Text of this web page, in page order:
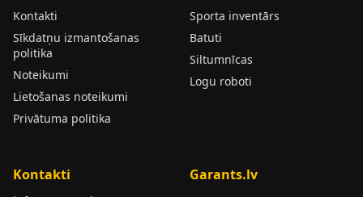
Kontakti
Sīkdatņu izmantošanas
politika
Noteikumi
Lietošanas noteikumi
Privātuma politika
Sporta inventārs
Batuti
Siltumnīcas
Logu roboti
Kontakti Garants.lv